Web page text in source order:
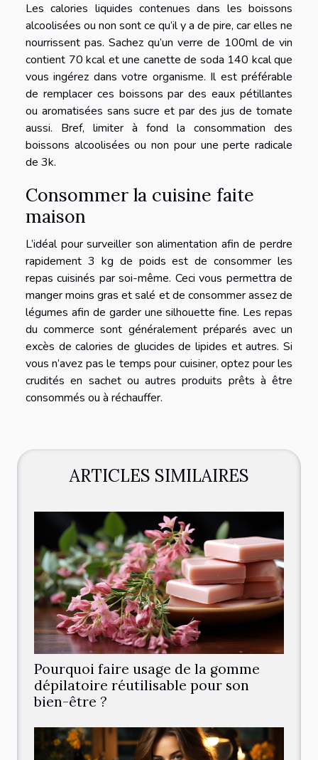
Les calories liquides contenues dans les boissons
alcoolisées ou non sont ce qu’il y a de pire, car elles ne
nourrissent pas. Sachez qu’un verre de 100ml de vin
contient 70 kcal et une canette de soda 140 kcal que
vous ingérez dans votre organisme. Il est préférable
de remplacer ces boissons par des eaux pétillantes
ou aromatisées sans sucre et par des jus de tomate
aussi. Bref, limiter à fond la consommation des
boissons alcoolisées ou non pour une perte radicale
de 3k.
Consommer la cuisine faite
maison
L’idéal pour surveiller son alimentation afin de perdre
rapidement 3 kg de poids est de consommer les
repas cuisinés par soi-même. Ceci vous permettra de
manger moins gras et salé et de consommer assez de
légumes afin de garder une silhouette fine. Les repas
du commerce sont généralement préparés avec un
excès de calories de glucides de lipides et autres. Si
vous n’avez pas le temps pour cuisiner, optez pour les
crudités en sachet ou autres produits prêts à être
consommés ou à réchauffer.
ARTICLES SIMILAIRES
Pourquoi faire usage de la gomme
dépilatoire réutilisable pour son
bien-être ?